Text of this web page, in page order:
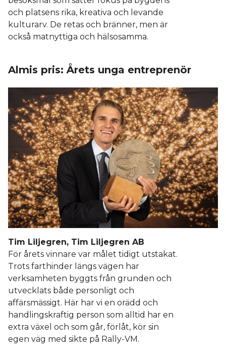
och platsens rika, kreativa och levande
kulturarv. De retas och bränner, men är
också matnyttiga och hälsosamma.
Almis pris: Årets unga entreprenör
Tim Liljegren, Tim Liljegren AB
För årets vinnare var målet tidigt utstakat.
Trots farthinder längs vägen har
verksamheten byggts från grunden och
utvecklats både personligt och
affärsmässigt. Här har vi en orädd och
handlingskraftig person som alltid har en
extra växel och som går, förlåt, kör sin
egen väg med sikte på Rally-VM.